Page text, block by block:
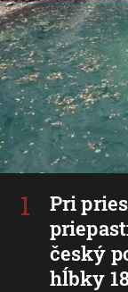
Pri
český
hĺbky